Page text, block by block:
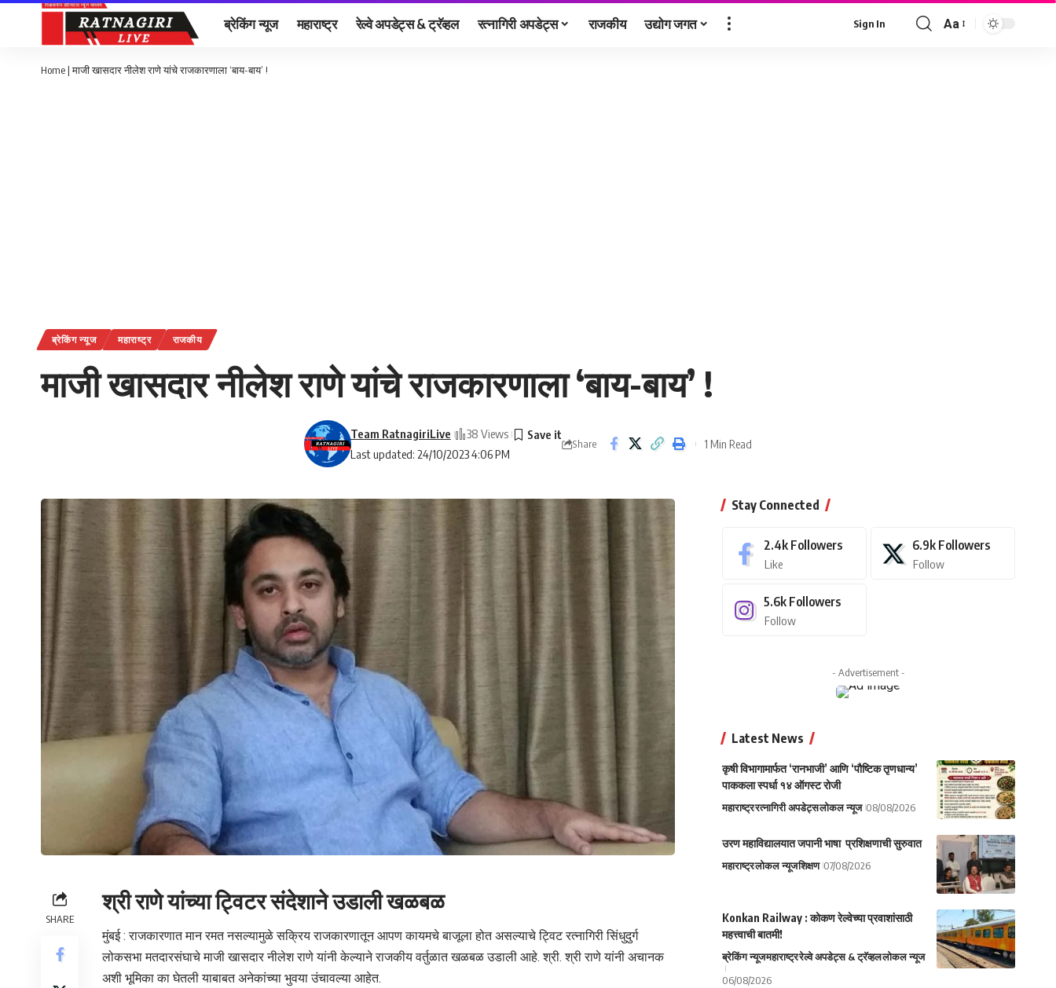
ब्रेकिंग न्यूज महाराष्ट्र रेल्वे अपडेट्स & ट्रॅव्हल रत्नागिरी अपडेट्स राजकीय उद्योग जगत Sign In
Font
Aa
Home |माजी खासदार नीलेश राणे यांचे राजकारणाला ‘बाय-बाय’ !
ब्रेकिंग न्यूज महाराष्ट्र राजकीय
माजी खासदार नीलेश राणे यांचे राजकारणाला ‘बाय-बाय’ !
Last updated: 24/10/2023 4:06 PM
Team RatnagiriLive 38 Views
Share 1 Min Read
SHARE
श्री राणे यांच्या ट्विटर संदेशाने उडाली खळबळ
मुंबई : राजकारणात मान रमत नसल्यामुळे सक्रिय राजकारणातून आपण कायमचे बाजूला होत असल्याचे ट्विट रत्नागिरी सिंधुदुर्ग
लोकसभा मतदारसंघाचे माजी खासदार नीलेश राणे यांनी केल्याने राजकीय वर्तुळात खळबळ उडाली आहे. श्री. श्री राणे यांनी अचानक
अशी भूमिका का घेतली याबाबत अनेकांच्या भुवया उंचावल्या आहेत.
Stay Connected
2.4k Followers
Like
6.9k Followers
Follow
5.6k Followers
Follow
- Advertisement -
Latest News
कृषी विभागामार्फत ‘रानभाजी’ आणि ‘पौष्टिक तृणधान्य’
पाककला स्पर्धा १४ ऑगस्ट रोजी
महाराष्ट्ररत्नागिरी अपडेट्सलोकल न्यूज 08/08/2026
उरण महाविद्यालयात जपानी भाषा प्रशिक्षणाची सुरुवात
महाराष्ट्रलोकल न्यूजशिक्षण 07/08/2026
Konkan Railway : कोकण रेल्वेच्या प्रवाशांसाठी
महत्त्वाची बातमी!
ब्रेकिंग न्यूजमहाराष्ट्ररेल्वे अपडेट्स & ट्रॅव्हललोकल न्यूज
06/08/2026